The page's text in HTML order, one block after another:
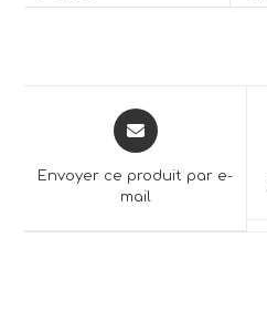
Opens
in
new
Envoyer ce produit par e-
mail